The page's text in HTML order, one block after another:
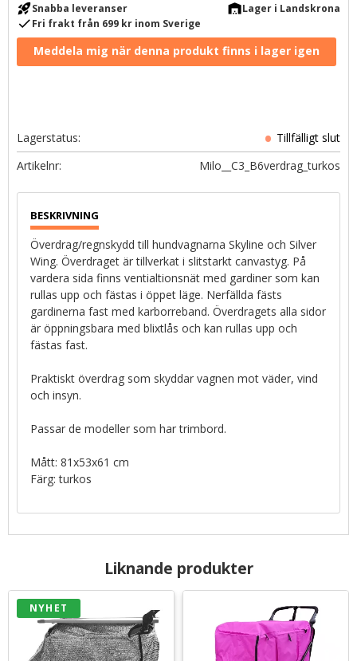
rocket_launchSnabba leveranser warehouseLager i Landskrona
checkFri frakt från 699 kr inom Sverige
Lagerstatus
Artikelnr
Milo__C3_B6verdrag_turkos
Överdrag/regnskydd till hundvagnarna Skyline och Silver
Wing. Överdraget är tillverkat i slitstarkt canvastyg. På
vardera sida finns ventialtionsnät med gardiner som kan
rullas upp och fästas i öppet läge. Nerfällda fästs
gardinerna fast med karborreband. Överdragets alla sidor
är öppningsbara med blixtlås och kan rullas upp och
fästas fast.
Praktiskt överdrag som skyddar vagnen mot väder, vind
och insyn.
Passar de modeller som har trimbord.
Mått: 81x53x61 cm
Färg: turkos
Liknande produkter
NYHET